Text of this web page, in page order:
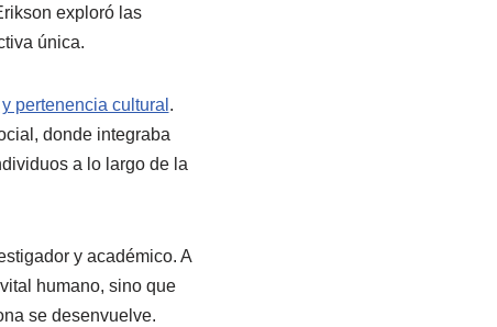
exploró las
única.
pertenencia cultural .
donde integraba
a lo largo de la
y académico. A
humano, sino que
se desenvuelve.